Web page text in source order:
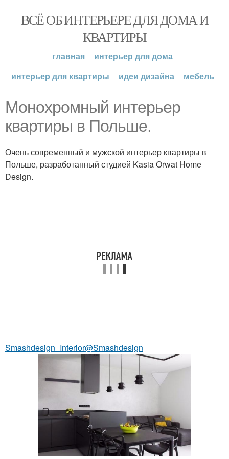
ВСЁ ОБ ИНТЕРЬЕРЕ ДЛЯ ДОМА И
КВАРТИРЫ
главная
интерьер для дома
интерьер для квартиры
идеи дизайна мебель
Монохромный интерьер
квартиры в Польше.
Очень современный и мужской интерьер квартиры в
Польше, разработанный студией Kasia Orwat Home
Design.
Smashdesign_Interior@Smashdesign